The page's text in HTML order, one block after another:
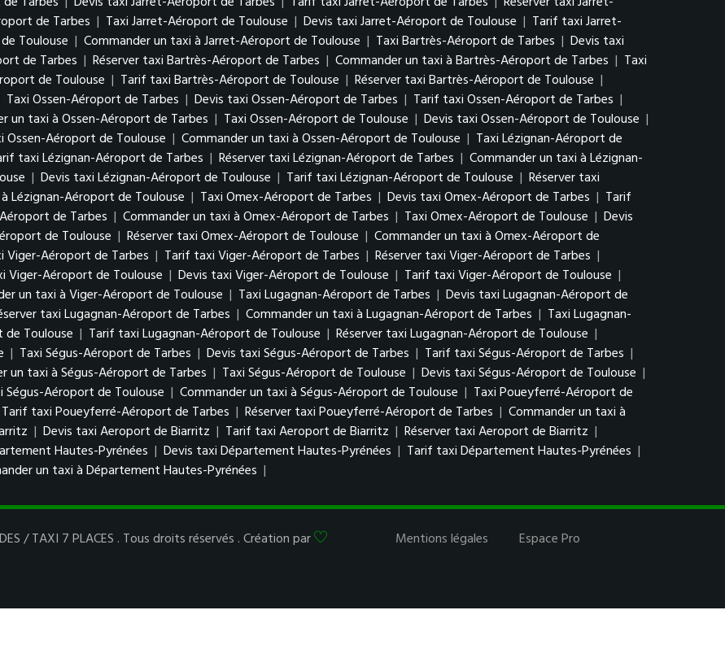
de Tarbes | Taxi Jarret-Aéroport de Toulouse | Devis taxi Jarret-Aéroport de Toulouse | Tarif taxi Jarret-
Toulouse | Commander un taxi à Jarret-Aéroport de Toulouse | Taxi Bartrès-Aéroport de Tarbes | Devis taxi
de Tarbes | Réserver taxi Bartrès-Aéroport de Tarbes | Commander un taxi à Bartrès-Aéroport de Tarbes | Taxi
de Toulouse | Tarif taxi Bartrès-Aéroport de Toulouse | Réserver taxi Bartrès-Aéroport de Toulouse |
Taxi Ossen-Aéroport de Tarbes | Devis taxi Ossen-Aéroport de Tarbes | Tarif taxi Ossen-Aéroport de Tarbes |
un taxi à Ossen-Aéroport de Tarbes | Taxi Ossen-Aéroport de Toulouse | Devis taxi Ossen-Aéroport de Toulouse |
Ossen-Aéroport de Toulouse | Commander un taxi à Ossen-Aéroport de Toulouse | Taxi Lézignan-Aéroport de
taxi Lézignan-Aéroport de Tarbes | Réserver taxi Lézignan-Aéroport de Tarbes | Commander un taxi à Lézignan-
| Devis taxi Lézignan-Aéroport de Toulouse | Tarif taxi Lézignan-Aéroport de Toulouse | Réserver taxi
Lézignan-Aéroport de Toulouse | Taxi Omex-Aéroport de Tarbes | Devis taxi Omex-Aéroport de Tarbes | Tarif
de Tarbes | Commander un taxi à Omex-Aéroport de Tarbes | Taxi Omex-Aéroport de Toulouse | Devis
de Toulouse | Réserver taxi Omex-Aéroport de Toulouse | Commander un taxi à Omex-Aéroport de
Viger-Aéroport de Tarbes | Tarif taxi Viger-Aéroport de Tarbes | Réserver taxi Viger-Aéroport de Tarbes |
Viger-Aéroport de Toulouse | Devis taxi Viger-Aéroport de Toulouse | Tarif taxi Viger-Aéroport de Toulouse |
un taxi à Viger-Aéroport de Toulouse | Taxi Lugagnan-Aéroport de Tarbes | Devis taxi Lugagnan-Aéroport de
taxi Lugagnan-Aéroport de Tarbes | Commander un taxi à Lugagnan-Aéroport de Tarbes | Taxi Lugagnan-
Toulouse | Tarif taxi Lugagnan-Aéroport de Toulouse | Réserver taxi Lugagnan-Aéroport de Toulouse |
| Taxi Ségus-Aéroport de Tarbes | Devis taxi Ségus-Aéroport de Tarbes | Tarif taxi Ségus-Aéroport de Tarbes |
un taxi à Ségus-Aéroport de Tarbes | Taxi Ségus-Aéroport de Toulouse | Devis taxi Ségus-Aéroport de Toulouse |
Ségus-Aéroport de Toulouse | Commander un taxi à Ségus-Aéroport de Toulouse | Taxi Poueyferré-Aéroport de
Tarif taxi Poueyferré-Aéroport de Tarbes | Réserver taxi Poueyferré-Aéroport de Tarbes | Commander un taxi à
| Devis taxi Aeroport de Biarritz | Tarif taxi Aeroport de Biarritz | Réserver taxi Aeroport de Biarritz |
Hautes-Pyrénées | Devis taxi Département Hautes-Pyrénées | Tarif taxi Département Hautes-Pyrénées |
un taxi à Département Hautes-Pyrénées |
/ TAXI 7 PLACES . Tous droits réservés . Création par
Mentions légales Espace Pro